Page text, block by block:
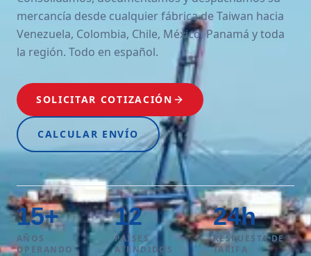
mercancía desde cualquier fábrica de Taiwan hacia
Venezuela, Colombia, Chile, México, Panamá y toda
la región. Todo en español.
SOLICITAR COTIZACIÓN
CALCULAR ENVÍO
15+
AÑOS
OPERANDO
12
PAÍSES
ATENDIDOS
24h
RESPUESTA DE
TARIFA